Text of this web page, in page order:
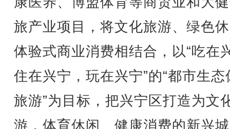
旅产业项目，将文化旅游、绿色
体验式商业消费相结合，以“吃在
住在兴宁，玩在兴宁”的“都市生态
旅游”为目标，把兴宁区打造为文
游，体育休闲、健康消费的新兴